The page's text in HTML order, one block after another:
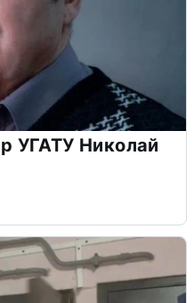
УГАТУ Николай